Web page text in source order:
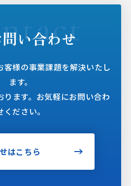
い合わせ
客様の事業課題を解決いたし
ます。
ります。お気軽にお問い合わ
ください。
はこちら